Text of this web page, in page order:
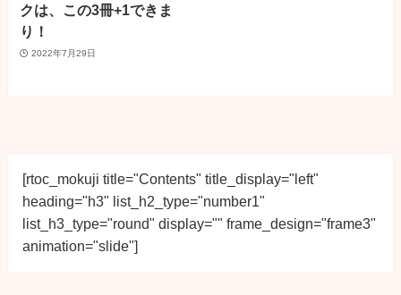
クは、この3冊+1できま
り！
2022年7月29日
[rtoc_mokuji title="Contents" title_display="left"
heading="h3" list_h2_type="number1"
list_h3_type="round" display="" frame_design="frame3"
animation="slide"]